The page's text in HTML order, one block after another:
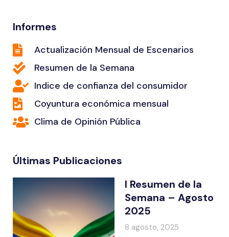
Informes
Actualización Mensual de Escenarios
Resumen de la Semana
Indice de confianza del consumidor
Coyuntura económica mensual
Clima de Opinión Pública
Últimas Publicaciones
I Resumen de la
Semana – Agosto
2025
8 agosto, 2025